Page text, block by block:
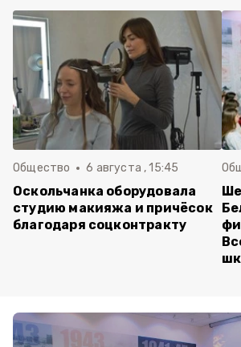
Общество 6 августа , 15:45
Оскольчанка оборудовала
студию макияжа и причёсок
благодаря соцконтракту